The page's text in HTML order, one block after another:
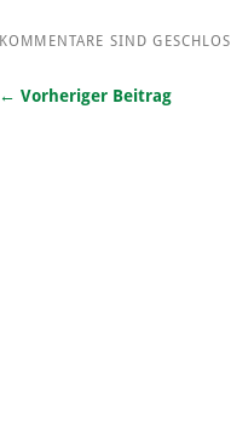
KOMMENTARE SIND
← Vorheriger Beitrag